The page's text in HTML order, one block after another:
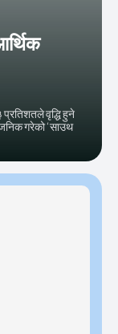
वृद्धि हुने
गरेको ‘साउथ